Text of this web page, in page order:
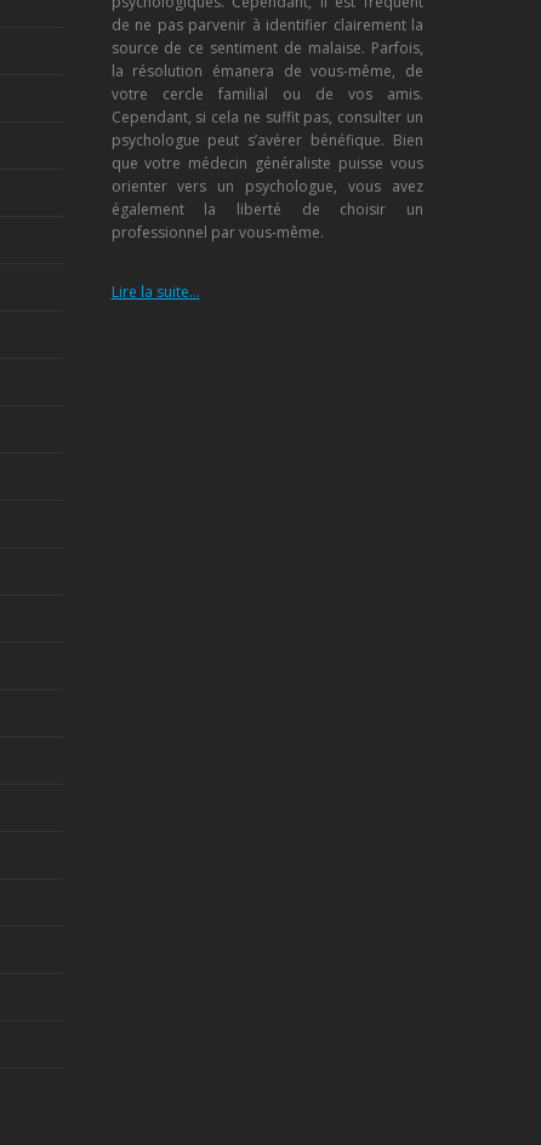
de ne pas parvenir à identifier clairement la
source de ce sentiment de malaise. Parfois,
la résolution émanera de vous-même, de
votre cercle familial ou de vos amis.
Cependant, si cela ne suffit pas, consulter un
psychologue peut s’avérer bénéfique. Bien
que votre médecin généraliste puisse vous
orienter vers un psychologue, vous avez
également la liberté de choisir un
professionnel par vous-même.
Lire la suite…